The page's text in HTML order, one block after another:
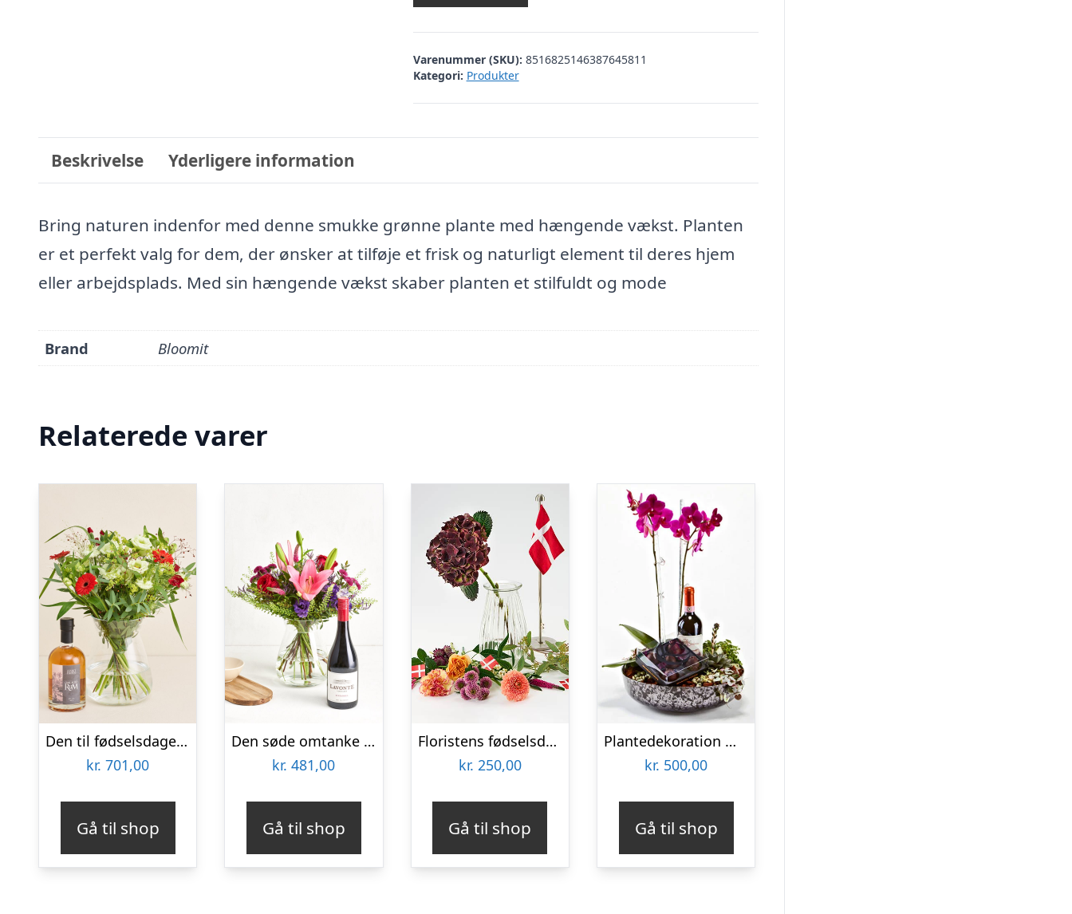
Varenummer (SKU): 8516825146387645811
Kategori: Produkter
Beskrivelse Yderligere information
Bring naturen indenfor med denne smukke grønne plante med hængende vækst. Planten
er et perfekt valg for dem, der ønsker at tilføje et frisk og naturligt element til deres hjem
eller arbejdsplads. Med sin hængende vækst skaber planten et stilfuldt og mode
Brand Bloomit
Relaterede varer
Den til fødselsdagen med Sankt Thomas, Carribean Rum
kr. 701,00
Gå til shop
Den søde omtanke med Zinfandel
kr. 481,00
Gå til shop
Floristens fødselsdags trylleri – Send blomster med Bloomit
kr. 250,00
Gå til shop
Plantedekoration med vin og lækker chokolade – Send blomster med Bloomit
kr. 500,00
Gå til shop